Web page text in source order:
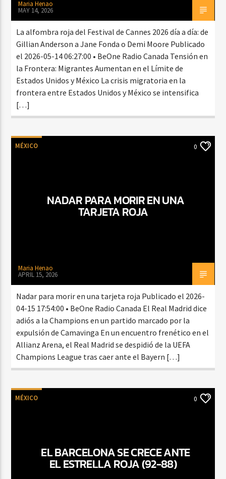
Maria Henao
MAY 14, 2026
La alfombra roja del Festival de Cannes 2026 día a día: de
Gillian Anderson a Jane Fonda o Demi Moore Publicado
el 2026-05-14 06:27:00 • BeOne Radio Canada Tensión en
la Frontera: Migrantes Aumentan en el Límite de
Estados Unidos y México La crisis migratoria en la
frontera entre Estados Unidos y México se intensifica
[…]
MÉXICO 0
NADAR PARA MORIR EN UNA
TARJETA ROJA
Maria Henao
APRIL 15, 2026
Nadar para morir en una tarjeta roja Publicado el 2026-
04-15 17:54:00 • BeOne Radio Canada El Real Madrid dice
adiós a la Champions en un partido marcado por la
expulsión de Camavinga En un encuentro frenético en el
Allianz Arena, el Real Madrid se despidió de la UEFA
Champions League tras caer ante el Bayern […]
MÉXICO 0
EL BARCELONA SE CRECE ANTE
EL ESTRELLA ROJA (92-88)